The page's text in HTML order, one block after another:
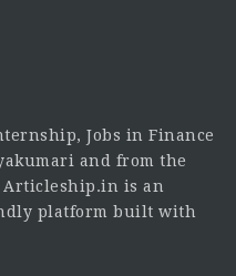
Jobs in Finance
and from the
Articleship.in is an
platform built with